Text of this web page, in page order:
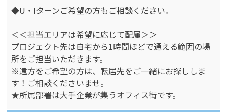
◆U・Iターンご希望の方もご相談ください。
＜＜担当エリアは希望に応じて配属＞＞
プロジェクト先は自宅から1時間ほどで通える範囲の場
所をご担当いただきます。
※遠方をご希望の方は、転居先をご一緒にお探ししま
す！ご相談くださいませ。
★所属部署は大手企業が集うオフィス街です。